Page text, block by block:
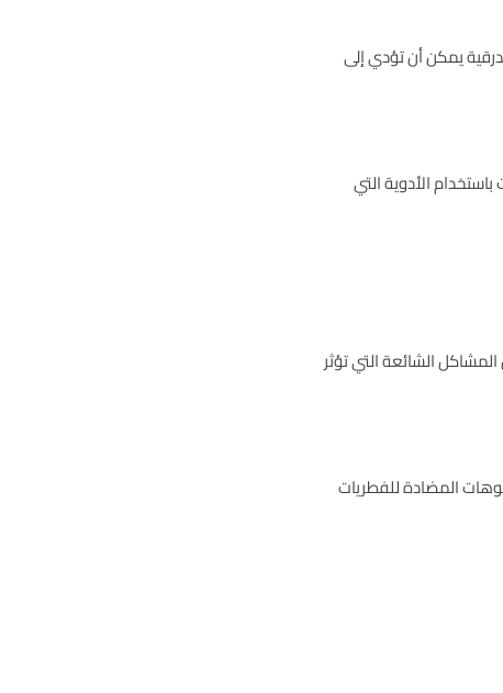
يمكن أن تؤدي إلى
الأدوية التي
الشائعة التي تؤثر
المضادة للفطريات